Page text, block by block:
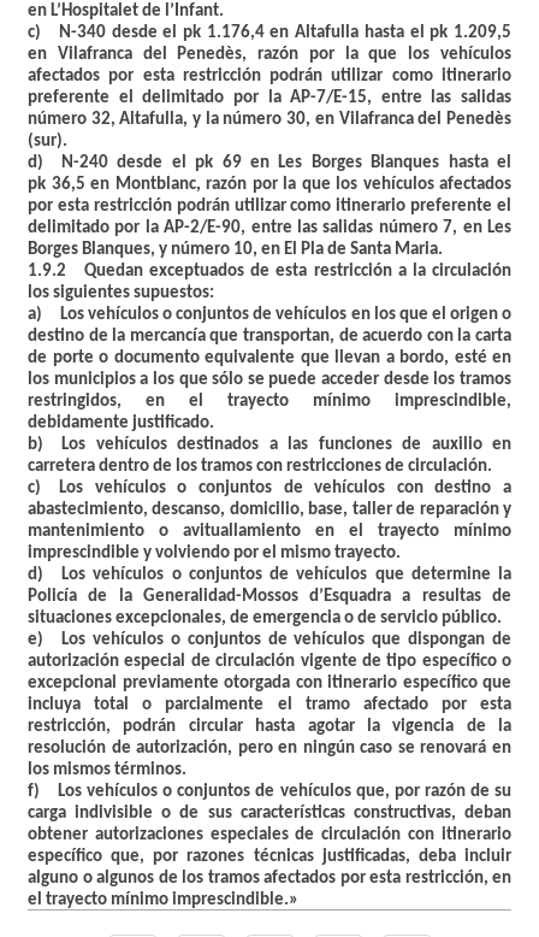
en L’Hospitalet de l’Infant.
c) N-340 desde el pk 1.176,4 en Altafulla hasta el pk 1.209,5
en Vilafranca del Penedès, razón por la que los vehículos
afectados por esta restricción podrán utilizar como itinerario
preferente el delimitado por la AP-7/E-15, entre las salidas
número 32, Altafulla, y la número 30, en Vilafranca del Penedès
(sur).
d) N-240 desde el pk 69 en Les Borges Blanques hasta el
pk 36,5 en Montblanc, razón por la que los vehículos afectados
por esta restricción podrán utilizar como itinerario preferente el
delimitado por la AP-2/E-90, entre las salidas número 7, en Les
Borges Blanques, y número 10, en El Pla de Santa Maria.
1.9.2 Quedan exceptuados de esta restricción a la circulación
los siguientes supuestos:
a) Los vehículos o conjuntos de vehículos en los que el origen o
destino de la mercancía que transportan, de acuerdo con la carta
de porte o documento equivalente que llevan a bordo, esté en
los municipios a los que sólo se puede acceder desde los tramos
restringidos, en el trayecto mínimo imprescindible,
debidamente justificado.
b) Los vehículos destinados a las funciones de auxilio en
carretera dentro de los tramos con restricciones de circulación.
c) Los vehículos o conjuntos de vehículos con destino a
abastecimiento, descanso, domicilio, base, taller de reparación y
mantenimiento o avituallamiento en el trayecto mínimo
imprescindible y volviendo por el mismo trayecto.
d) Los vehículos o conjuntos de vehículos que determine la
Policía de la Generalidad-Mossos d’Esquadra a resultas de
situaciones excepcionales, de emergencia o de servicio público.
e) Los vehículos o conjuntos de vehículos que dispongan de
autorización especial de circulación vigente de tipo específico o
excepcional previamente otorgada con itinerario específico que
incluya total o parcialmente el tramo afectado por esta
restricción, podrán circular hasta agotar la vigencia de la
resolución de autorización, pero en ningún caso se renovará en
los mismos términos.
f) Los vehículos o conjuntos de vehículos que, por razón de su
carga indivisible o de sus características constructivas, deban
obtener autorizaciones especiales de circulación con itinerario
específico que, por razones técnicas justificadas, deba incluir
alguno o algunos de los tramos afectados por esta restricción, en
el trayecto mínimo imprescindible.»